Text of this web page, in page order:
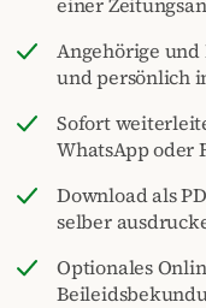
Angehörige
und persönlich
Sofort
WhatsApp oder
Download als
selber
Optionales